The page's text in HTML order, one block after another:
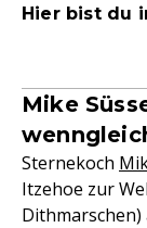
Hier bist du
Mike
Sternekoch
Itzehoe zur